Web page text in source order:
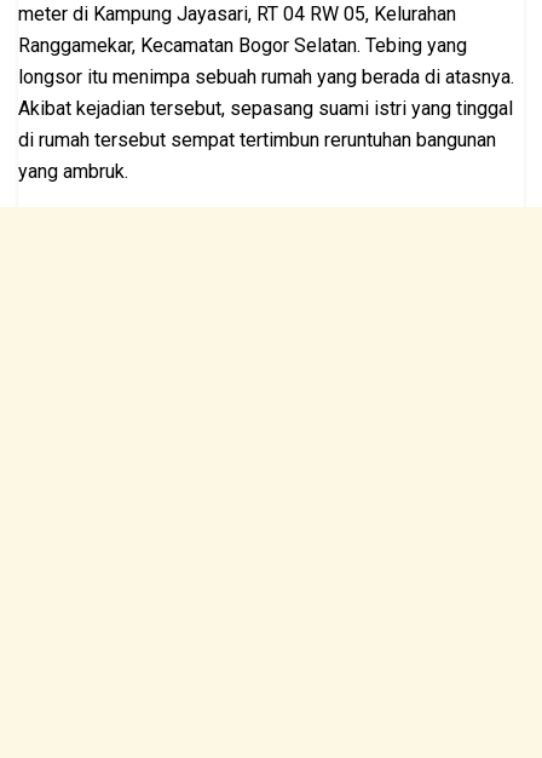
meter di Kampung Jayasari, RT 04 RW 05, Kelurahan
Ranggamekar, Kecamatan Bogor Selatan. Tebing yang
longsor itu menimpa sebuah rumah yang berada di atasnya.
Akibat kejadian tersebut, sepasang suami istri yang tinggal
di rumah tersebut sempat tertimbun reruntuhan bangunan
yang ambruk.